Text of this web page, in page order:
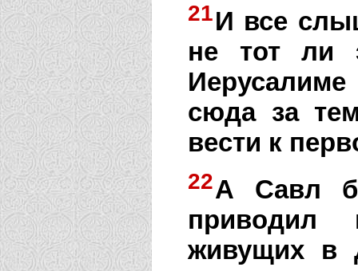
21И все
не тот ли
сюда за
вести к
22А Савл
приводил
живущих в